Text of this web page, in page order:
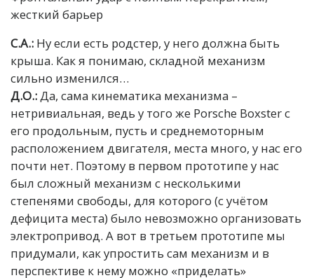
жесткий барьер
С.А.: Ну если есть родстер, у него должна быть
крыша. Как я понимаю, складной механизм
сильно изменился…
Д.О.: Да, сама кинематика механизма –
нетривиальная, ведь у того же Porsche Boxster с
его продольным, пусть и среднемоторным
расположением двигателя, места много, у нас его
почти нет. Поэтому в первом прототипе у нас
был сложный механизм с несколькими
степенями свободы, для которого (с учётом
дефицита места) было невозможно организовать
электропривод. А вот в третьем прототипе мы
придумали, как упростить сам механизм и в
перспективе к нему можно «приделать»